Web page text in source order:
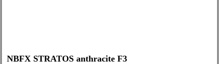
NBFX STRATOS anthracite F3